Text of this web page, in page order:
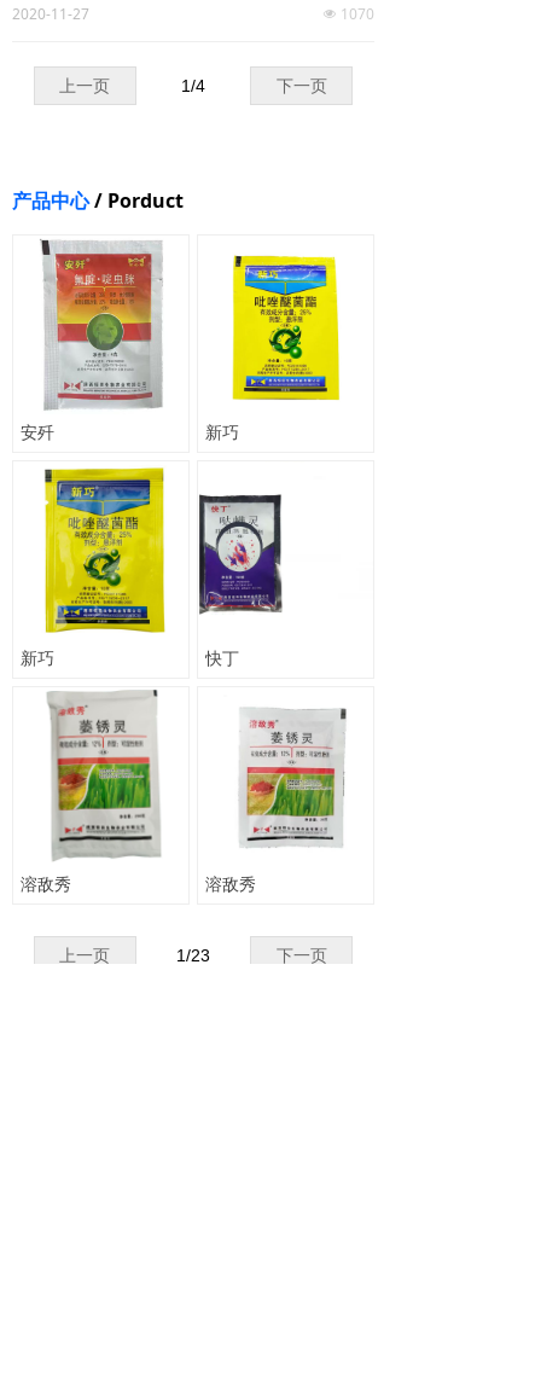
넶 1070
2020-11-27
上一页 下一页
1/4
产品中心/ Porduct
安歼 新巧
新巧 快丁
溶敌秀 溶敌秀
上一页 下一页
1/23